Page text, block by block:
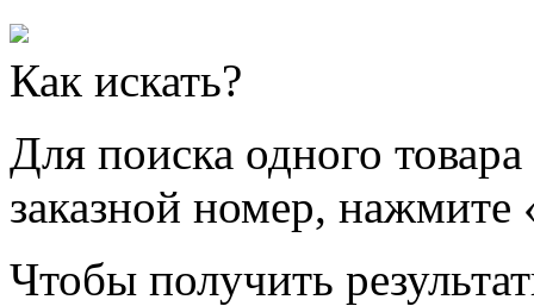
Как искать?
Для поиска одного
заказной номер, нажмите
Чтобы получить